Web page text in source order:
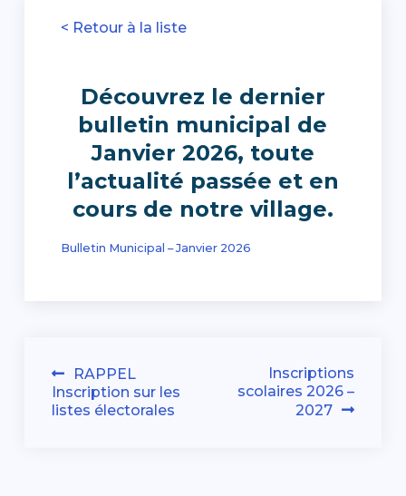
< Retour à la liste
Découvrez le dernier
bulletin municipal de
Janvier 2026, toute
l’actualité passée et en
cours de notre village.
Bulletin Municipal – Janvier 2026
Navigation
de
RAPPEL
Inscription sur les
listes électorales
Inscriptions
scolaires 2026 –
2027